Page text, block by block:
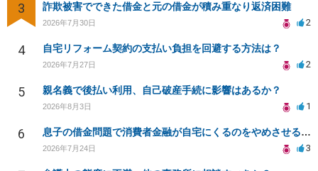
3 詐欺被害でできた借金と元の借金が積み重なり返済困難
2026年7月30日 2
4 自宅リフォーム契約の支払い負担を回避する方法は？
2026年7月27日 2
5 親名義で後払い利用、自己破産手続に影響はあるか？
2026年8月3日 1
6 息子の借金問題で消費者金融が自宅にくるのをやめさせる方法はないですか？
2026年7月24日 3